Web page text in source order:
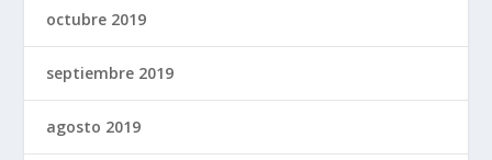
octubre 2019
septiembre 2019
agosto 2019